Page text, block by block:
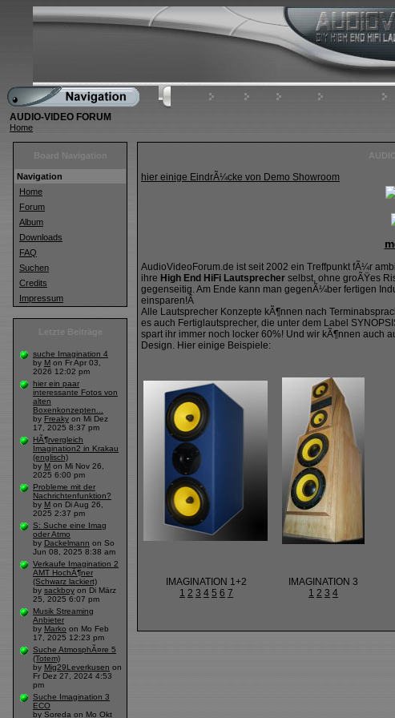
AUDIO-VIDEO FORUM
Home
Navigation
Home
Forum
Album
Downloads
FAQ
Suchen
Credits
Impressum
suche Imagination 4
by M on Fr Apr 03,
2026 12:02 pm
hier ein paar
interessante Fotos von
alten
Boxenkonzepten...
by Freaky on Mi Dez
17, 2025 8:37 pm
HÃ¶rvergleich
Imagination2 in Krakau
(englisch)
by M on Mi Nov 26,
2025 6:00 pm
Probleme mit der
Nachrichtenfunktion?
by M on Di Aug 26,
2025 2:37 pm
S: Suche eine Imag
oder Atmo
by Dackelmann on So
Jun 08, 2025 8:38 am
Verkaufe Imagination 2
AMT HochÃ¶ner
(Schwarz lackiert)
by sackboy on Di März
25, 2025 6:07 pm
Musik Streaming
Anbieter
by Marko on Mo Feb
17, 2025 12:23 pm
Suche AtmosphÃ¤re 5
(Totem)
by Mig29Leverkusen on
Fr Dez 27, 2024 4:53
pm
Suche Imagination 3
ECO
by Soreda on Mo Okt
hier einige EindrÃ¼cke von Demo Showroom
AudioVideoForum.de ist seit 2002 ein Treffpunkt fÃ¼r
ihre High End HiFi Lautsprecher selbst, ohne groÃŸes
gegenseitig. Am Ende kann man gegenÃ¼ber fertigen
einsparen!Â
Alle Lautsprecher Konzepte kÃ¶nnen nach
es auch Fertiglautsprecher, die unter dem Label
spart ihr immer noch locker 60%! Und wir kÃ¶nnen auch
Design. Hier einige Beispiele:
IMAGINATION 1+2
1 2 3 4 5 6 7
IMAGINATION 3
1 2 3 4